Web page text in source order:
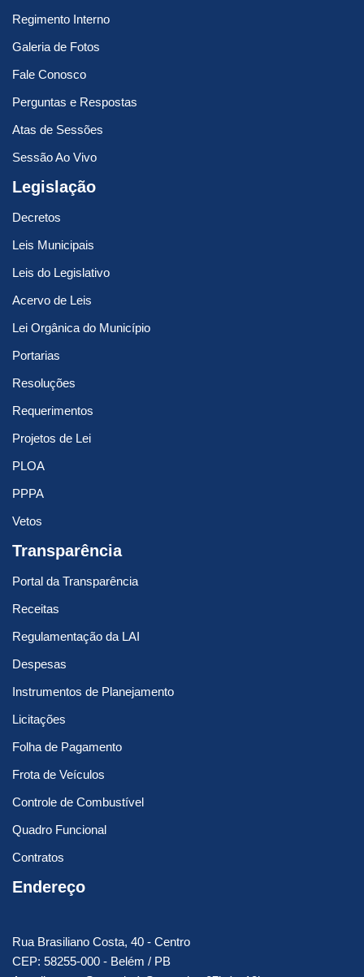
Regimento Interno
Galeria de Fotos
Fale Conosco
Perguntas e Respostas
Atas de Sessões
Sessão Ao Vivo
Legislação
Decretos
Leis Municipais
Leis do Legislativo
Acervo de Leis
Lei Orgânica do Município
Portarias
Resoluções
Requerimentos
Projetos de Lei
PLOA
PPPA
Vetos
Transparência
Portal da Transparência
Receitas
Regulamentação da LAI
Despesas
Instrumentos de Planejamento
Licitações
Folha de Pagamento
Frota de Veículos
Controle de Combustível
Quadro Funcional
Contratos
Endereço
Rua Brasiliano Costa, 40 - Centro
CEP: 58255-000 - Belém / PB